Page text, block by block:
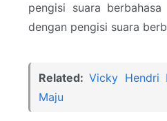
pengisi suara
dengan pengisi suara
Related:Vicky Hendri
Maju